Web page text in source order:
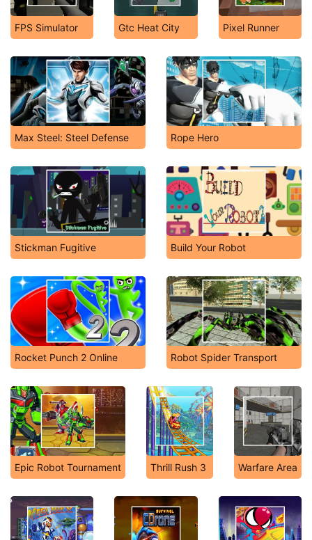
FPS Simulator Gtc Heat City Pixel Runner
Max Steel: Steel Defense Rope Hero
Stickman Fugitive Build Your Robot
Rocket Punch 2 Online Robot Spider Transport
Epic Robot Tournament Thrill Rush 3 Warfare Area